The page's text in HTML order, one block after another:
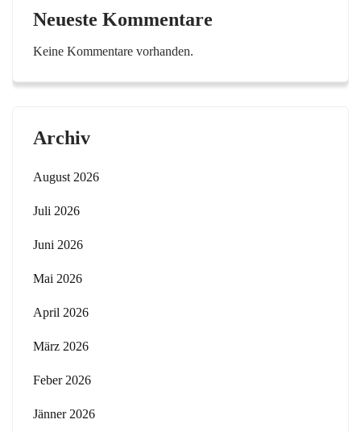
Neueste Kommentare
Keine Kommentare vorhanden.
Archiv
August 2026
Juli 2026
Juni 2026
Mai 2026
April 2026
März 2026
Feber 2026
Jänner 2026